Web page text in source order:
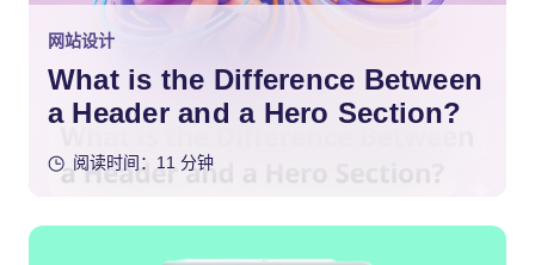
网站设计
What is the Difference Between
a Header and a Hero Section?
阅读时间：11 分钟